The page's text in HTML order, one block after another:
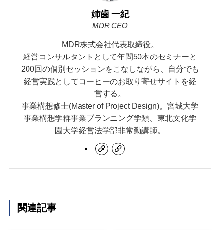
姉歯 一紀
MDR CEO
MDR株式会社代表取締役。
経営コンサルタントとして年間50本のセミナーと
200回の個別セッションをこなしながら、自分でも
経営実践としてコーヒーのお取り寄せサイトを経
営する。
事業構想修士(Master of Project Design)。宮城大学
事業構想学群事業プランニング学類、東北文化学
園大学経営法学部非常勤講師。
関連記事